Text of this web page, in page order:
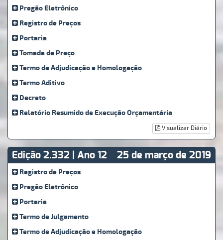
Pregão Eletrônico
Registro de Preços
Portaria
Tomada de Preço
Termo de Adjudicação e Homologação
Termo Aditivo
Decreto
Relatório Resumido de Execução Orçamentária
Visualizar Diário
Edição 2.332 | Ano 12 25 de março de 2019
Registro de Preços
Pregão Eletrônico
Portaria
Termo de Julgamento
Termo de Adjudicação e Homologação